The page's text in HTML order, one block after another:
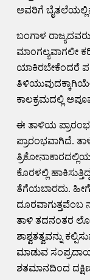
ಅವರಿಗೆ
ಬಂಗಾಳ
ಮಾಂಗಲ್ಯವಾಗಲೀ
ಯಾಕಿರಬೇಕೆಂದರೆ
ಕಾಲಕ್ರಮದಲ್ಲಿ
ಈ ತಾಳಿಯ
ಪ್ರಾರಂಭವಾಗಿದೆ.
ಕೊರಳಲ್ಲಿ
ತೆಗೆಯಬಾರದು.
ದೂರವಾಗುತ್ತವೆಂಬ
ತಾಳಿ ತದನಂತರ
ಶಾಶ್ವತತ್ವವನ್ನು
ಮಾಡುವ
ಶತಮಾನದಿಂದ